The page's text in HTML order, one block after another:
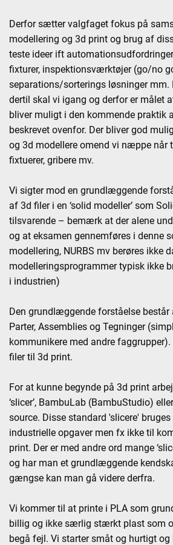
Derfor sætter valgfaget fokus på
modellering og 3d print og brug af
teste ideer ift
fixturer, inspektionsværktøjer (go/no
separations/sorterings løsninger mm.
dertil skal vi igang og derfor er målet
bliver muligt i den kommende praktik
beskrevet ovenfor. Der bliver god
og 3d modellere omend vi næppe når
fixtuerer, gribere mv.
Vi sigter mod en grundlæggende
af 3d filer i en ‘solid modeller’ som
tilsvarende – bemærk at der alene
og at eksamen gennemføres i denne
modellering, NURBS mv berøres ikke
modelleringsprogrammer typisk ikke
i industrien)
Den grundlæggende forståelse består
Parter, Assemblies og Tegninger
kommunikere med andre
filer til 3d print.
For at kunne begynde på 3d print
‘slicer’, BambuLab (BambuStudio)
source. Disse standard 'slicere'
industrielle opgaver men fx ikke til
print. Der er med andre ord mange
og har man et grundlæggende
gængse kan man gå videre derfra.
Vi kommer til at printe i PLA som
billig og ikke særlig stærkt plast som
begå fejl. Vi starter småt og hurtigt og